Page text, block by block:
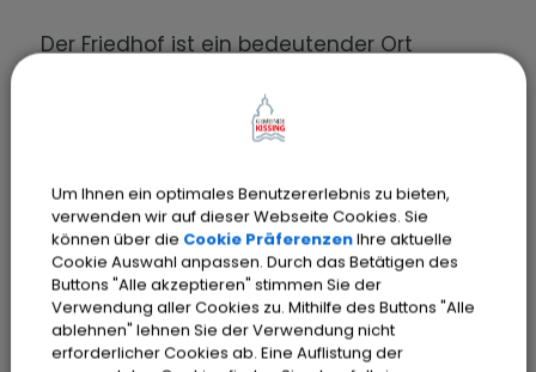
Der Friedhof ist ein bedeutender Ort
hier suchen sie Rückzug, Ruhe und
Erinnerung. Deshalb arbeiten wir seit Jahren
gestalten und seinen würdevollen
Charakter zu stärken. Nach der
umfassenden Sanierung der
Aussegnungshalle erfährt diese nun eine
weitere Aufwertung. Wir möchten, dass
sich Angehörige in schweren Momenten
Um Ihnen ein optimales Benutzererlebnis zu bieten,
verwenden wir auf dieser Webseite Cookies. Sie
können über die Cookie PräferenzenIhre aktuelle
Cookie Auswahl anpassen. Durch das Betätigen des
Buttons "Alle akzeptieren" stimmen Sie der
Verwendung aller Cookies zu. Mithilfe des Buttons "Alle
ablehnen" lehnen Sie der Verwendung nicht
erforderlicher Cookies ab. Eine Auflistung der